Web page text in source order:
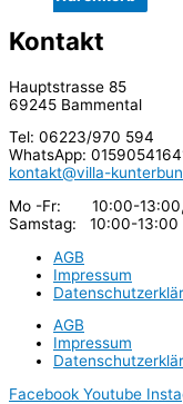
Kontakt
Hauptstrasse 85
69245 Bammental
Tel: 06223/970 594
WhatsApp:
kontakt@villa-
Mo -Fr: 10:00-13:00,
Samstag: 10:00-13:00
AGB
Impressum
AGB
Impressum
Facebook Youtube